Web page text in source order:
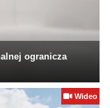
ogranicza
Wideo